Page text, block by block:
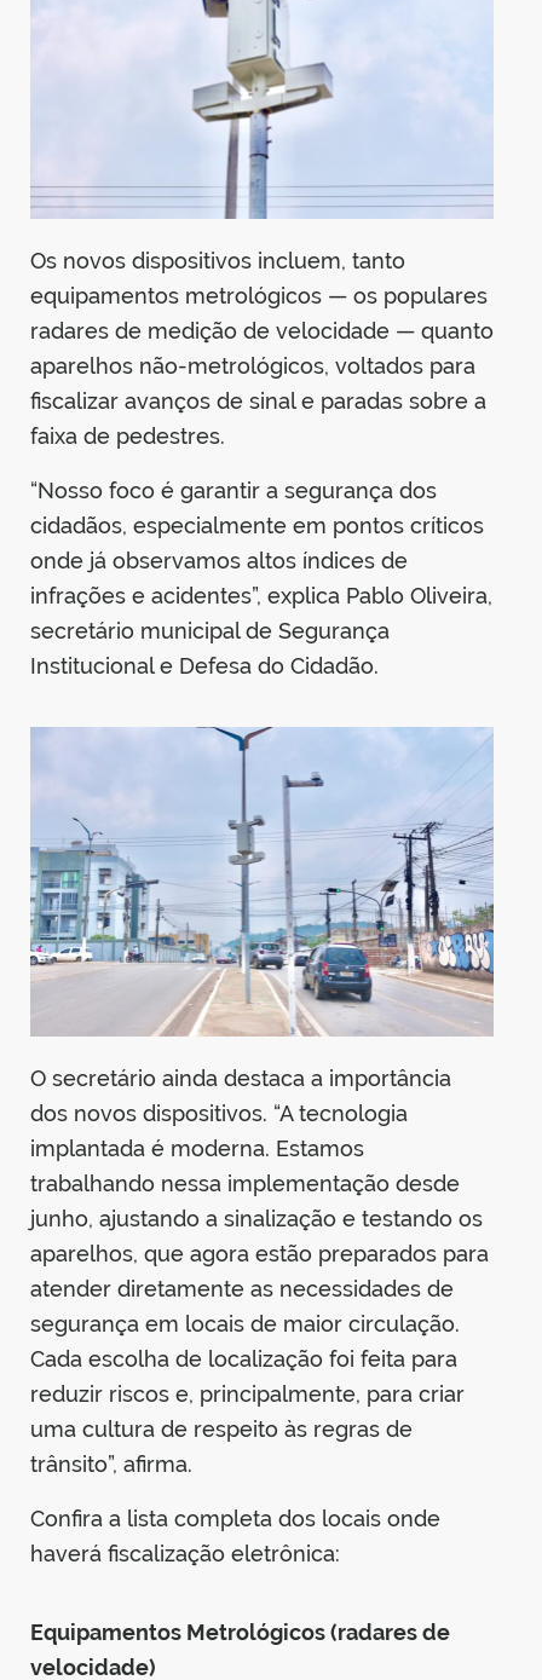
Os novos dispositivos incluem, tanto
equipamentos metrológicos — os populares
radares de medição de velocidade — quanto
aparelhos não-metrológicos, voltados para
fiscalizar avanços de sinal e paradas sobre a
faixa de pedestres.
“Nosso foco é garantir a segurança dos
cidadãos, especialmente em pontos críticos
onde já observamos altos índices de
infrações e acidentes”, explica Pablo Oliveira,
secretário municipal de Segurança
Institucional e Defesa do Cidadão.
O secretário ainda destaca a importância
dos novos dispositivos. “A tecnologia
implantada é moderna. Estamos
trabalhando nessa implementação desde
junho, ajustando a sinalização e testando os
aparelhos, que agora estão preparados para
atender diretamente as necessidades de
segurança em locais de maior circulação.
Cada escolha de localização foi feita para
reduzir riscos e, principalmente, para criar
uma cultura de respeito às regras de
trânsito”, afirma.
Confira a lista completa dos locais onde
haverá fiscalização eletrônica:
Equipamentos Metrológicos (radares de
velocidade)